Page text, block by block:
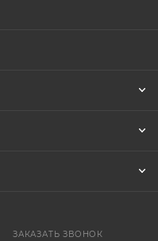
ЗАКАЗАТЬ ЗВОНОК